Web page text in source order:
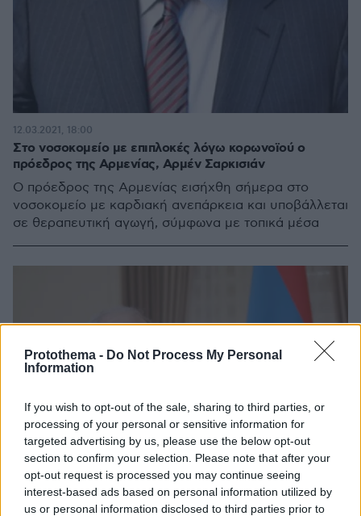
Protothema - Do Not Process My Personal
Information
If you wish to opt-out of the sale, sharing to third parties, or
processing of your personal or sensitive information for
targeted advertising by us, please use the below opt-out
section to confirm your selection. Please note that after your
opt-out request is processed you may continue seeing
interest-based ads based on personal information utilized by
us or personal information disclosed to third parties prior to
Στο νοσοκομείο με επιπλοκές λόγω κορωνοϊού ο
πρόεδρος της Αρμενίας, Αρμέν Σαρκισιάν
Ο πρόεδρος της Αρμενίας εισήχθη σήμερα στο
νοσοκομείο με καρδιακή ανεπάρκεια και υποβάλλεται
σε θεραπευτική αγωγή, σύμφωνα με τοπικά μέσα
12.03.2021, 18:00